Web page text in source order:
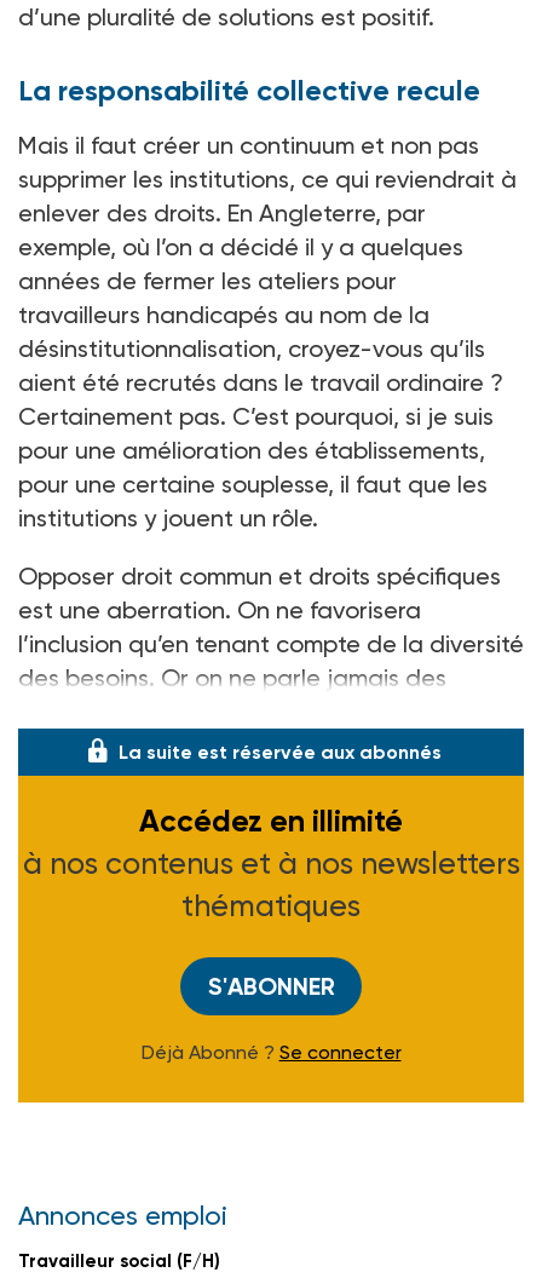
d’une pluralité de solutions est positif.
La responsabilité collective recule
Mais il faut créer un continuum et non pas
supprimer les institutions, ce qui reviendrait à
enlever des droits. En Angleterre, par
exemple, où l’on a décidé il y a quelques
années de fermer les ateliers pour
travailleurs handicapés au nom de la
désinstitutionnalisation, croyez-vous qu’ils
aient été recrutés dans le travail ordinaire ?
Certainement pas. C’est pourquoi, si je suis
pour une amélioration des établissements,
pour une certaine souplesse, il faut que les
institutions y jouent un rôle.
Opposer droit commun et droits spécifiques
est une aberration. On ne favorisera
l’inclusion qu’en tenant compte de la diversité
des besoins. Or on ne parle jamais des
La suite est réservée aux abonnés
Accédez en illimité
à nos contenus et à nos newsletters
thématiques
S'ABONNER
Déjà Abonné ? Se connecter
Annonces emploi
Travailleur social (F/H)